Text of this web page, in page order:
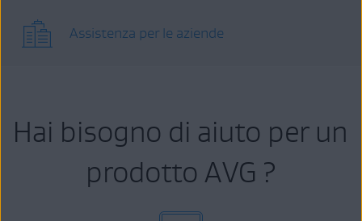
Assistenza per le aziende
Hai bisogno di aiuto per un
prodotto AVG ?